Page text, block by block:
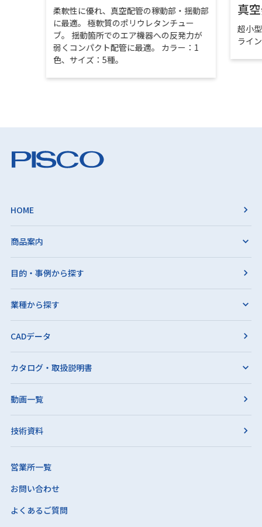
柔軟性に優れ、真空配管の稼動部・揺動部
に最適。 極軟質のポリウレタンチュー
ブ。 揺動箇所でのエア機器への反発力が
弱くコンパクト配管に最適。 カラー：1
色、サイズ：5種。
真
超小
ライ
HOME
商品案内
目的・事例から探す
業種から探す
CADデータ
カタログ・取扱説明書
動画一覧
技術資料
営業所一覧
お問い合わせ
よくあるご質問